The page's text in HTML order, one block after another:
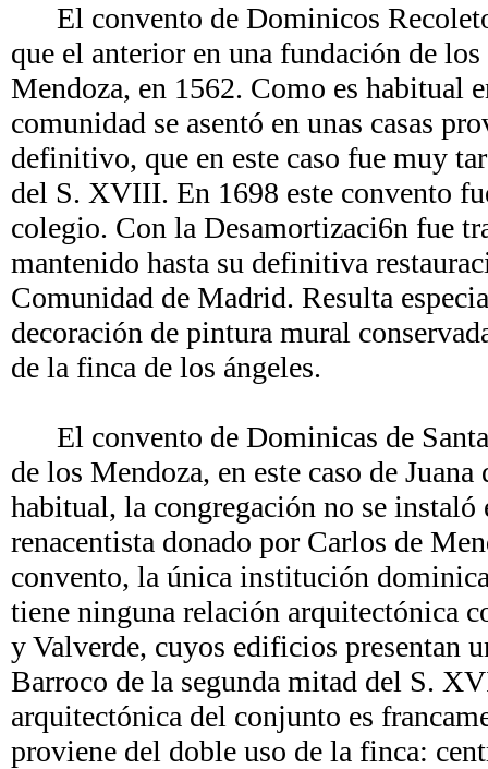
El convento de Dominicos
que el anterior en una fundación de
Mendoza, en 1562. Como es habitual
comunidad se asentó en unas casas
definitivo, que en este caso fue muy
del S. XVIII. En 1698 este convento
colegio. Con la Desamortizaci6n fue
mantenido hasta su definitiva
Comunidad de Madrid. Resulta
decoración de pintura mural
de la finca de los ángeles.
El convento de Dominicas de Santa
de los Mendoza, en este caso de
habitual, la congregación no se
renacentista donado por Carlos de
convento, la única institución
tiene ninguna relación arquitectónica
y Valverde, cuyos edificios presentan
Barroco de la segunda mitad del S.
arquitectónica del conjunto es
proviene del doble uso de la finca: